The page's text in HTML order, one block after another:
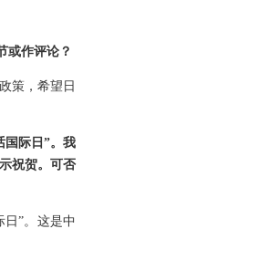
或作评论？
策，希望日
国际日”。我
祝贺。可否
”。这是中